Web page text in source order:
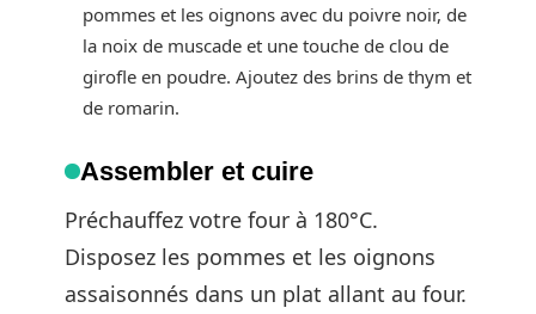
pommes et les oignons avec du poivre noir, de
la noix de muscade et une touche de clou de
girofle en poudre. Ajoutez des brins de thym et
de romarin.
Assembler et cuire
Préchauffez votre four à 180°C.
Disposez les pommes et les oignons
assaisonnés dans un plat allant au four.